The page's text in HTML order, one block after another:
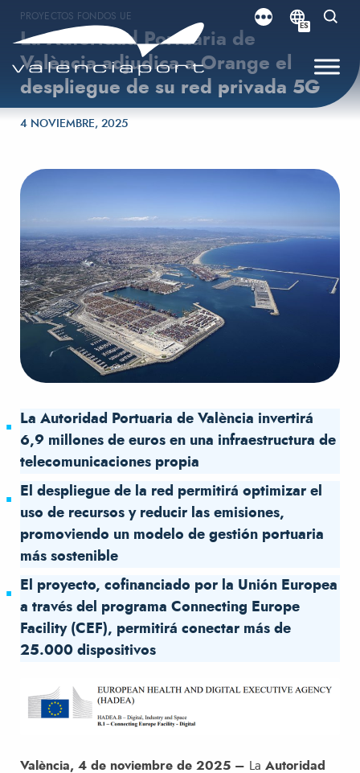
ES
PROYECTOS FONDOS UE
La Autoridad Portuaria de
València adjudica a Orange el
despliegue de su red privada 5G
Publicado el
4 NOVIEMBRE, 2025
La Autoridad Portuaria de València invertirá
6,9 millones de euros en una infraestructura de
telecomunicaciones propia
El despliegue de la red permitirá optimizar el
uso de recursos y reducir las emisiones,
promoviendo un modelo de gestión portuaria
más sostenible
El proyecto, cofinanciado por la Unión Europea
a través del programa Connecting Europe
Facility (CEF), permitirá conectar más de
25.000 dispositivos
València, 4 de noviembre de 2025 – La Autoridad